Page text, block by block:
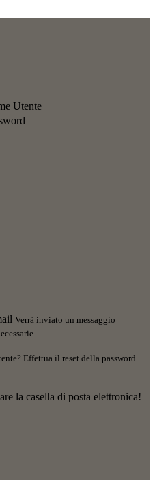
Utente
Verrà inviato un messaggio
Effettua il reset della password
la casella di posta elettronica!